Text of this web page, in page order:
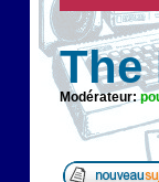
The
Modérateur: